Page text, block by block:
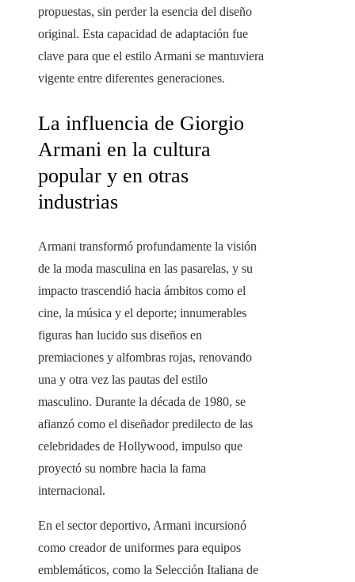
propuestas, sin perder la esencia del diseño
original. Esta capacidad de adaptación fue
clave para que el estilo Armani se mantuviera
vigente entre diferentes generaciones.
La influencia de Giorgio
Armani en la cultura
popular y en otras
industrias
Armani transformó profundamente la visión
de la moda masculina en las pasarelas, y su
impacto trascendió hacia ámbitos como el
cine, la música y el deporte; innumerables
figuras han lucido sus diseños en
premiaciones y alfombras rojas, renovando
una y otra vez las pautas del estilo
masculino. Durante la década de 1980, se
afianzó como el diseñador predilecto de las
celebridades de Hollywood, impulso que
proyectó su nombre hacia la fama
internacional.
En el sector deportivo, Armani incursionó
como creador de uniformes para equipos
emblemáticos, como la Selección Italiana de